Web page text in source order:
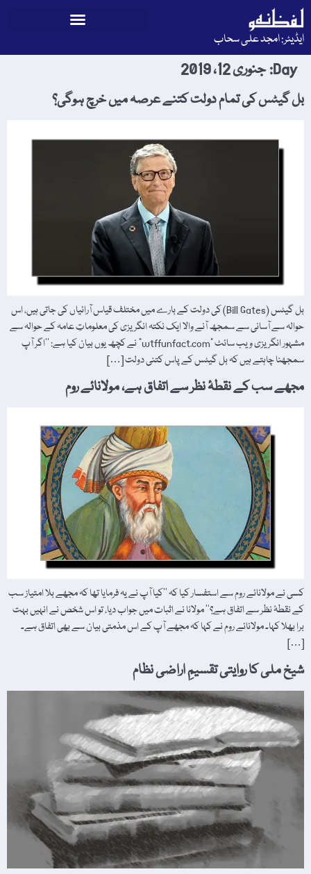
ایڈیٹر: امجد علی سحاب
Day: جنوری 12، 2019
بل گیٹس کی تمام دولت کتنے عرصہ میں خرچ ہوگی؟
بل گیٹس (Bill Gates) کی دولت کے بارے میں مختلف قیاس آرائیاں کی جاتی ہیں، اس
حوالہ سے آسانی سے سمجھ آنے والا ایک نکتہ انگریزی کی معلوماتِ عامہ کے حوالہ سے
مشہور انگریزی ویب سائٹ "wtffunfact.com” نے کچھ یوں بیان کیا ہے: ’’اگر آپ
سمجھنا چاہتے ہیں کہ بل گیٹس کے پاس کتنی دولت […]
مجھے سب کے نقطۂ نظر سے اتفاق ہے، مولانائے روم
کسی نے مولانائے روم سے استفسار کیا کہ ’’کیا آپ نے یہ فرمایا تھا کہ مجھے بلا امتیاز سب
کے نقطۂ نظر سے اتفاق ہے؟‘‘ مولانا نے اثبات میں جواب دیا، تو اس شخص نے انہیں بہت
برا بھلا کہا۔ مولانائے روم نے کہا کہ مجھے آپ کے اس مذمتی بیان سے بھی اتفاق ہے۔
[…]
شیخ ملی کا روایتی تقسیمِ اراضی نظام